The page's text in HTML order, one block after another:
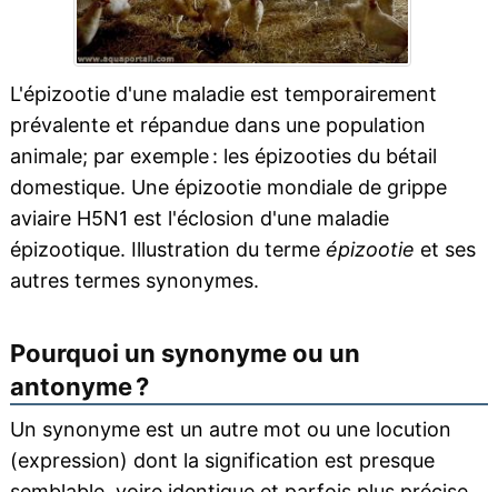
L'épizootie d'une maladie est temporairement
prévalente et répandue dans une population
animale; par exemple : les épizooties du bétail
domestique. Une épizootie mondiale de grippe
aviaire H5N1 est l'éclosion d'une maladie
épizootique. Illustration du terme épizootie et ses
autres termes synonymes.
Pourquoi un synonyme ou un
antonyme ?
Un synonyme est un autre mot ou une locution
(expression) dont la signification est presque